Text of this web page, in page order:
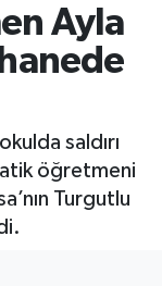
Ayla
saldırı
öğretmeni
Turgutlu